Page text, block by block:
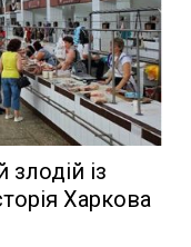
із
Харкова